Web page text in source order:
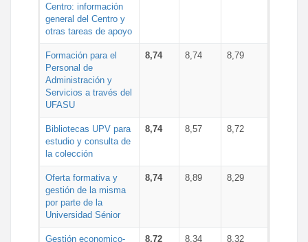
Centro: información
general del Centro y
otras tareas de apoyo
Formación para el
Personal de
Administración y
Servicios a través del
UFASU
8,74 8,74 8,79
Bibliotecas UPV para
estudio y consulta de
la colección
8,74 8,57 8,72
Oferta formativa y
gestión de la misma
por parte de la
Universidad Sénior
8,74 8,89 8,29
Gestión economico- 8,72 8,34 8,32